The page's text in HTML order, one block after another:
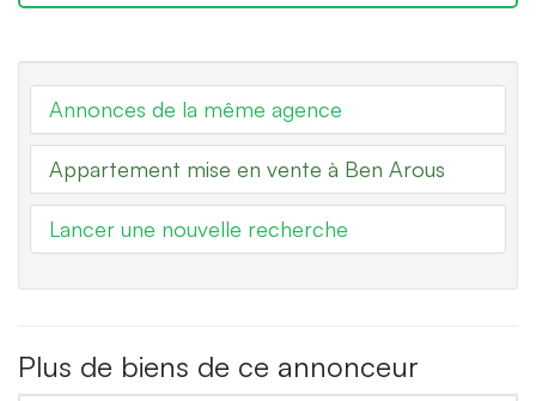
Annonces de la même agence
Appartement mise en vente à Ben Arous
Lancer une nouvelle recherche
Plus de biens de ce annonceur